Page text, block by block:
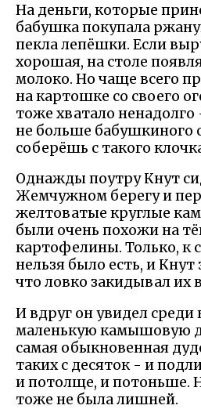
На деньги, которые
бабушка покупала
пекла лепёшки. Если
хорошая, на столе
молоко. Но чаще всего
на картошке со своего
тоже хватало
не больше бабушкиного
соберёшь с такого
Однажды поутру Кнут
Жемчужном берегу и
желтоватые круглые
были очень похожи на
картофелины. Только, к
нельзя было есть, и Кнут
что ловко закидывал их
И вдруг он увидел среди
маленькую камышовую
самая обыкновенная
таких с десяток - и
и потолще, и потоньше.
тоже не была лишней.